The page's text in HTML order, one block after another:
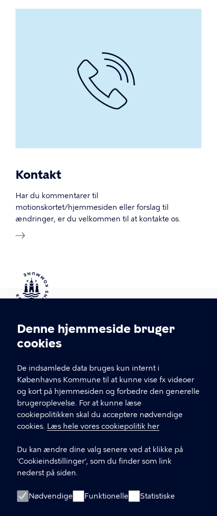
Cookieindstillinger
Denne hjemmeside bruger
cookies
De indsamlede data bruges kun internt i
Københavns Kommune til at kunne vise fx videoer
og kort på hjemmesiden og forbedre den generelle
brugeroplevelse. For at kunne læse
cookiepolitikken skal du acceptere nødvendige
cookies. Læs hele vores cookiepolitik her
Du kan ændre dine valg senere ved at klikke på
'Cookieindstillinger', som du finder som link
nederst på siden.
Nødvendige Funktionelle Statistiske
Kontakt
Har du kommentarer til
motionskortet/hjemmesiden eller forslag til
ændringer, er du velkommen til at kontakte os.
Kontakt Københavns Kommune
T
fFind andre kontakter her
CVR-nummer64942212
GENVEJE
Digital Post
Databeskyttelse
Tilgængelighedserklæring